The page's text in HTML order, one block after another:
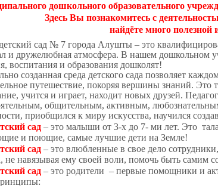
дошкольного образовательного
Здесь Вы познакомитесь с
найдёте много
сад № 7 города Алушты – это
и дружелюбная атмосфера. В нашем дошкольном
воспитания и образования дошколят!
созданная среда детского сада позволяет
путешествие, покоряя вершины знаний. Это
учится и играет, находит новых друзей.
общительным, активным,
приобщился к миру искусства, научился
сад – это малыши от 3-х до 7- ми лет. Это
и поющие, самые лучшие дети на Земле!
сад – это влюбленные в свое дело
не навязывая ему своей воли, помочь быть самим
сад– это родители – первые помощники и